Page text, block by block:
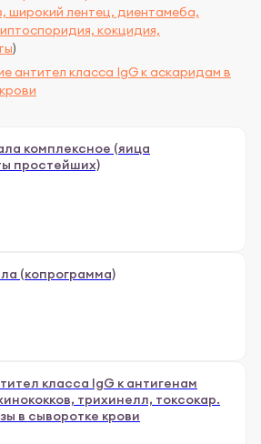
широкий лентец, диентамеба,
кокцидия,
)
антител класса IgG к аскаридам в
комплексное (яица
простейших)
(копрограмма)
класса IgG к антигенам
трихинелл, токсокар.
в сыворотке крови